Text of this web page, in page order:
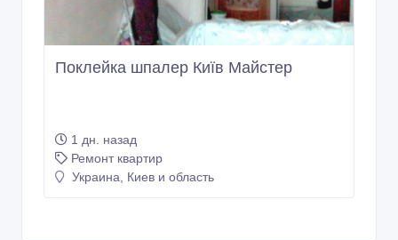
Поклейка шпалер Київ Майстер
1 дн. назад
Ремонт квартир
Украина, Киев и область